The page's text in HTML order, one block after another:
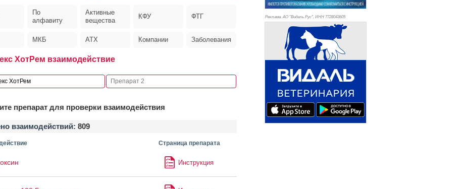
По
алфавиту
Активные
вещества
КФУ ФТГ
МКБ АТХ Компании Заболевания
ХотРем взаимодействие
препарат для проверки взаимодействия
взаимодействий: 809
Страница препарата
Инструкция
Реклама. АО "Видаль Рус", ИНН 7728043605